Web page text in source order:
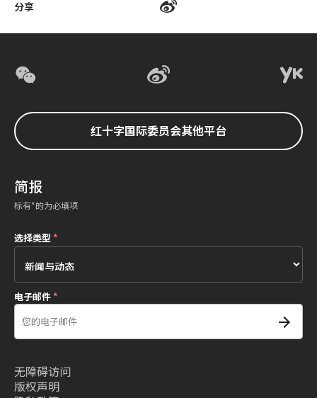
分享
红十字国际委员会其他平台
简报
标有*的为必填项
选择类型*
电子邮件*
无障碍访问
版权声明